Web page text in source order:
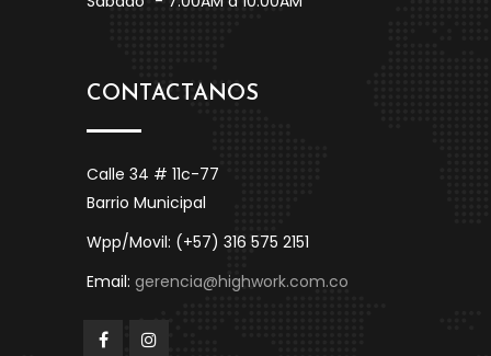
CONTACTANOS
Calle 34 # 11c-77
Barrio Municipal
Wpp/Movil: (+57) 316 575 2151
Email: gerencia@highwork.com.co